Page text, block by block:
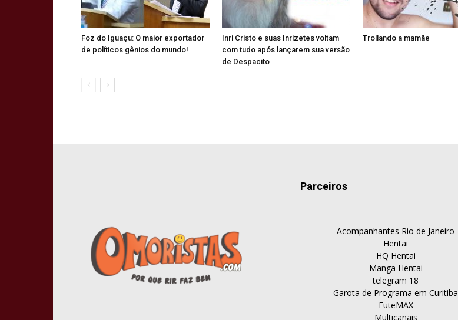
Foz do Iguaçu: O maior exportador
de políticos gênios do mundo!
Inri Cristo e suas Inrizetes voltam
com tudo após lançarem sua versão
de Despacito
Trollando a mamãe
Parceiros
Acompanhantes Rio de Janeiro
Hentai
HQ Hentai
Manga Hentai
telegram 18
Garota de Programa em Curitiba
FuteMAX
Multicanais